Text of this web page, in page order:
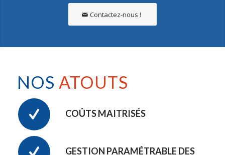
Contactez-nous !
NOS ATOUTS
COÛTS MAITRISÉS
GESTION PARAMÉTRABLE DES